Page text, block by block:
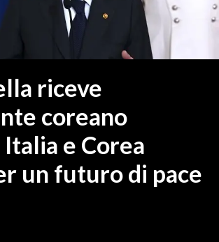
riceve
coreano
e Corea
un futuro di pace